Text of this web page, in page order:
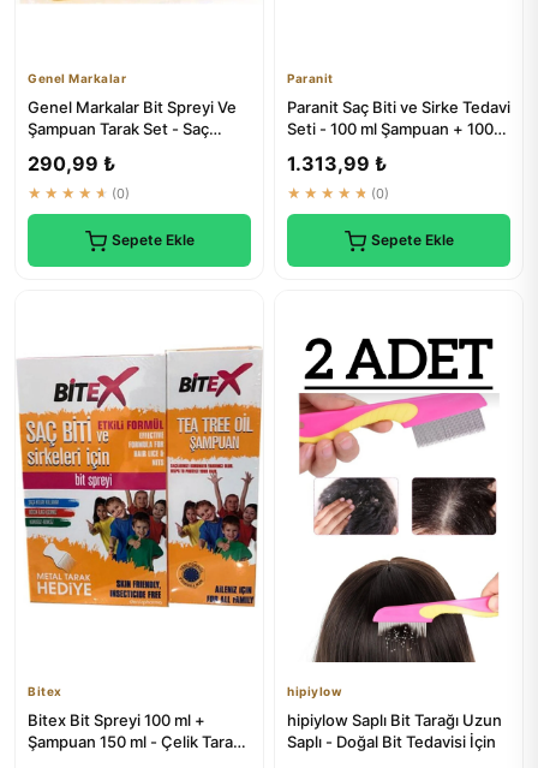
Genel Markalar
Genel Markalar Bit Spreyi Ve
Şampuan Tarak Set - Saç
290,99 ₺
★★★★★ (0)
Sepete Ekle
Paranit
Paranit Saç Biti ve Sirke Tedavi
Seti - 100 ml Şampuan + 100
1.313,99 ₺
★★★★★ (0)
Sepete Ekle
Bitex
Bitex Bit Spreyi 100 ml +
Şampuan 150 ml - Çelik Tarak
hipiylow
hipiylow Saplı Bit Tarağı Uzun
Saplı - Doğal Bit Tedavisi İçin